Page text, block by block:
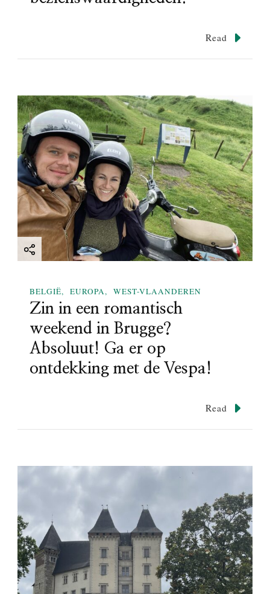
Read
BELGIË EUROPA WEST-VLAANDEREN
Zin in een romantisch
weekend in Brugge?
Absoluut! Ga er op
ontdekking met de Vespa!
Read